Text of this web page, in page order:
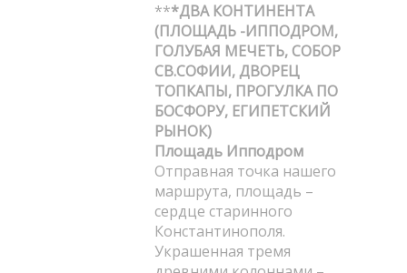
***ДВА КОНТИНЕНТА
(ПЛОЩАДЬ -ИППОДРОМ,
ГОЛУБАЯ МЕЧЕТЬ, СОБОР
СВ.СОФИИ, ДВОРЕЦ
ТОПКАПЫ, ПРОГУЛКА ПО
БОСФОРУ, ЕГИПЕТСКИЙ
РЫНОК)
Площадь Ипподром
Отправная точка нашего
маршрута, площадь –
сердце старинного
Константинополя.
Украшенная тремя